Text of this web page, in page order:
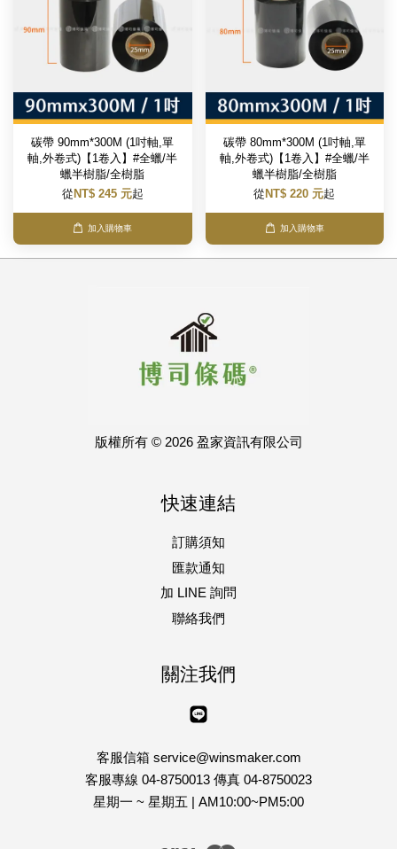
碳帶 90mm*300M (1吋軸,單
軸,外卷式)【1卷入】#全蠟/半
蠟半樹脂/全樹脂
從 NT$ 245 元起
加入購物車
碳帶 80mm*300M (1吋軸,單
軸,外卷式)【1卷入】#全蠟/半
蠟半樹脂/全樹脂
從 NT$ 220 元起
加入購物車
版權所有 © 2026 盈家資訊有限公司
快速連結
訂購須知
匯款通知
加 LINE 詢問
聯絡我們
關注我們
客服信箱 service@winsmaker.com
客服專線 04-8750013 傳真 04-8750023
星期一 ~ 星期五 | AM10:00~PM5:00